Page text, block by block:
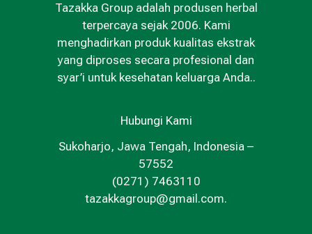
Tazakka Group adalah produsen herbal
terpercaya sejak 2006. Kami
menghadirkan produk kualitas ekstrak
yang diproses secara profesional dan
syar’i untuk kesehatan keluarga Anda..
Hubungi Kami
Sukoharjo, Jawa Tengah, Indonesia –
57552
(0271) 7463110
tazakkagroup@gmail.com.